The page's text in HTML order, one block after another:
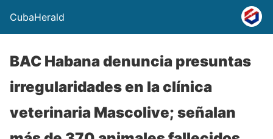
CubaHerald
BAC Habana denuncia presuntas
irregularidades en la clínica
veterinaria Mascolive; señalan